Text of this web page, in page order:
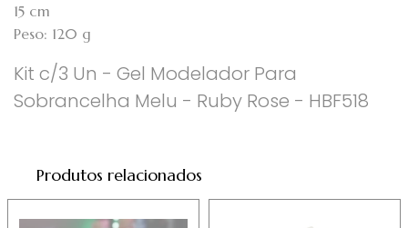
15 cm
Peso: 120 g
Kit c/3 Un - Gel Modelador Para
Sobrancelha Melu - Ruby Rose - HBF518
Produtos relacionados